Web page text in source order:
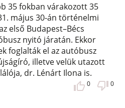
35 fokban várakozott 35
május 30-án történelmi
első Budapest–Bécs
nyitó járatán. Ekkor
foglalták el az autóbusz
illetve velük utazott
dr. Lénárt Ilona is.
0 0